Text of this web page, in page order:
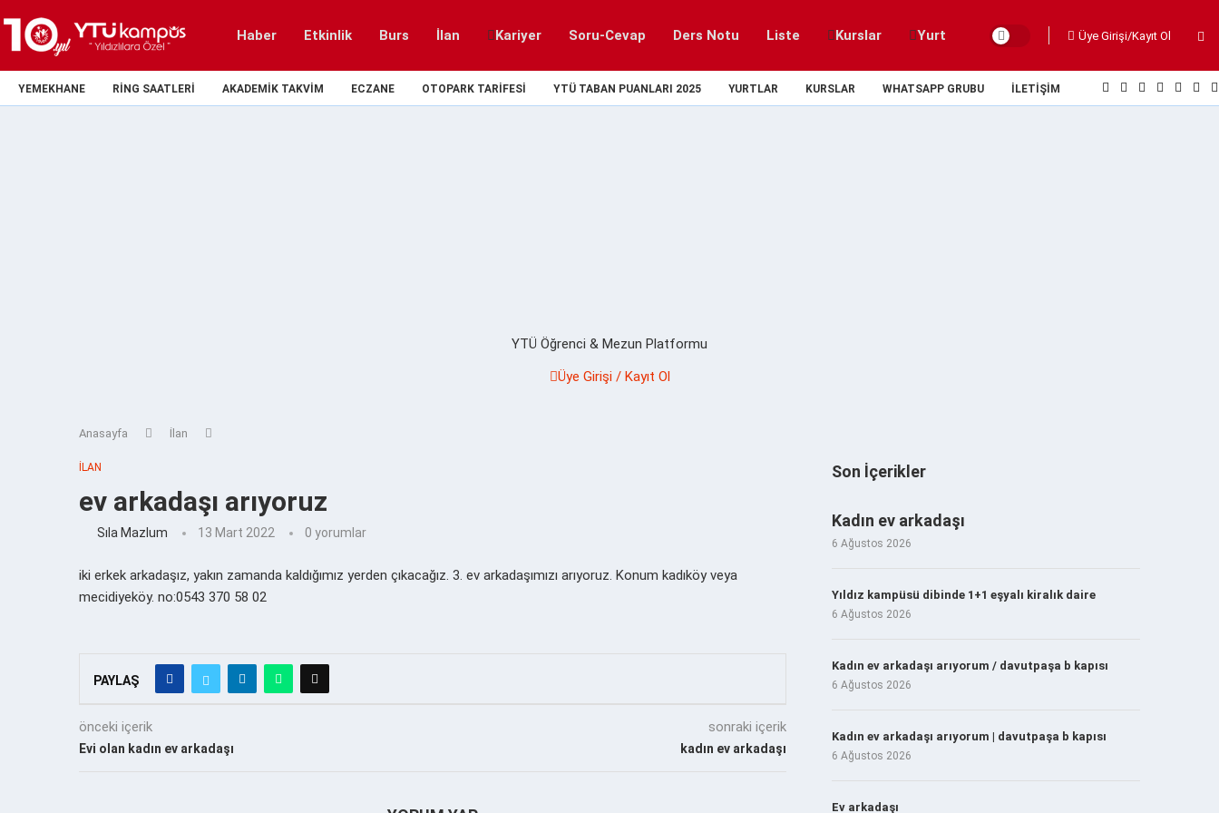
Haber Etkinlik Burs İlan Kariyer Soru-Cevap Ders Notu Liste Kurslar Yurt Üye Girişi/Kayıt Ol
YEMEKHANE RING SAATLERI AKADEMIK TAKVIM ECZANE OTOPARK TARIFESI YTÜ TABAN PUANLARI 2025 YURTLAR KURSLAR WHATSAPP GRUBU İLETIŞIM
YTÜ Öğrenci & Mezun Platformu
Üye Girişi / Kayıt Ol
Anasayfa İlan
İLAN
ev arkadaşı arıyoruz
Sıla Mazlum 13 Mart 2022 0 yorumlar
iki erkek arkadaşız, yakın zamanda kaldığımız yerden çıkacağız. 3. ev arkadaşımızı arıyoruz. Konum kadıköy veya
mecidiyeköy. no:0543 370 58 02
PAYLAŞ
önceki içerik
Evi olan kadın ev arkadaşı
sonraki içerik
kadın ev arkadaşı
Son İçerikler
Kadın ev arkadaşı
6 Ağustos 2026
Yıldız kampüsü dibinde 1+1 eşyalı kiralık daire
6 Ağustos 2026
Kadın ev arkadaşı arıyorum / davutpaşa b kapısı
6 Ağustos 2026
Kadın ev arkadaşı arıyorum | davutpaşa b kapısı
6 Ağustos 2026
Ev arkadaşı